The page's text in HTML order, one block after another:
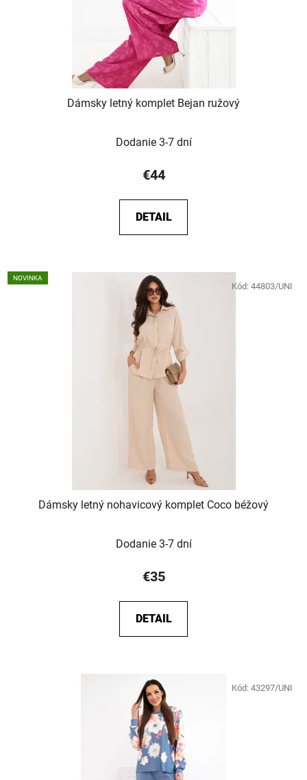
Dámsky letný komplet Bejan ružový
Dodanie 3-7 dní
€44
DETAIL
NOVINKA
Dámsky letný nohavicový komplet Coco béžový
Dodanie 3-7 dní
€35
DETAIL
Kód: 44803/UNI
Kód: 43297/UNI